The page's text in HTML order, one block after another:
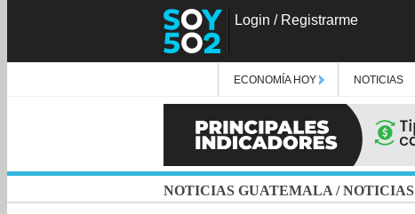
Login / Registrarme
ECONOMÍA HOY NOTICIAS
NOTICIAS GUATEMALA /NOTICIAS